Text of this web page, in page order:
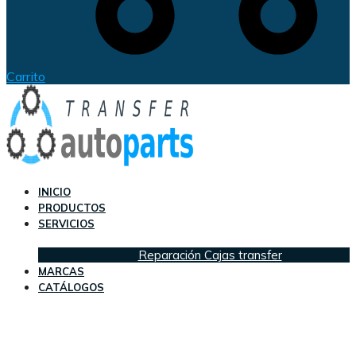
Carrito
INICIO
PRODUCTOS
SERVICIOS
Reparación Cajas transfer
MARCAS
CATÁLOGOS